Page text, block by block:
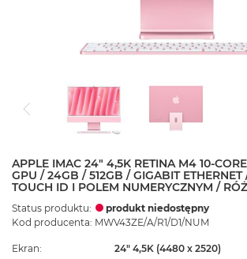
APPLE IMAC 24" 4,5K RETINA M4 10-
GPU / 24GB / 512GB / GIGABIT
TOUCH ID I POLEM NUMERYCZNYM /
Status produktu:
produkt niedostępny
Kod producenta: MWV43ZE/A/R1/D1/NUM
Ekran
24" 4,5K (4480 x 2520)